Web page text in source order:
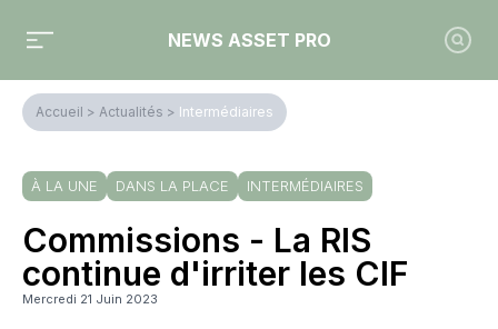
NEWS ASSET PRO
Accueil > Actualités > Intermédiaires
À LA UNE DANS LA PLACE INTERMÉDIAIRES
Commissions - La RIS
continue d'irriter les CIF
Mercredi 21 Juin 2023